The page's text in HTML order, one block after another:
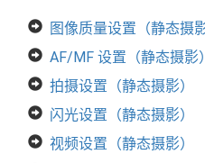
图像质量设置（静态摄影
AF/MF 设置（静态摄影）
拍摄设置（静态摄影）
闪光设置（静态摄影）
视频设置（静态摄影）